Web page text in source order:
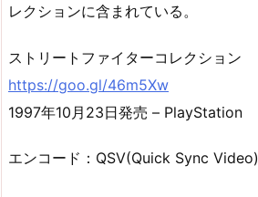
レクションに含まれている。
ストリートファイターコレクション
https://goo.gl/46m5Xw
1997年10月23日発売 – PlayStation
エンコード：QSV(Quick Sync Video)